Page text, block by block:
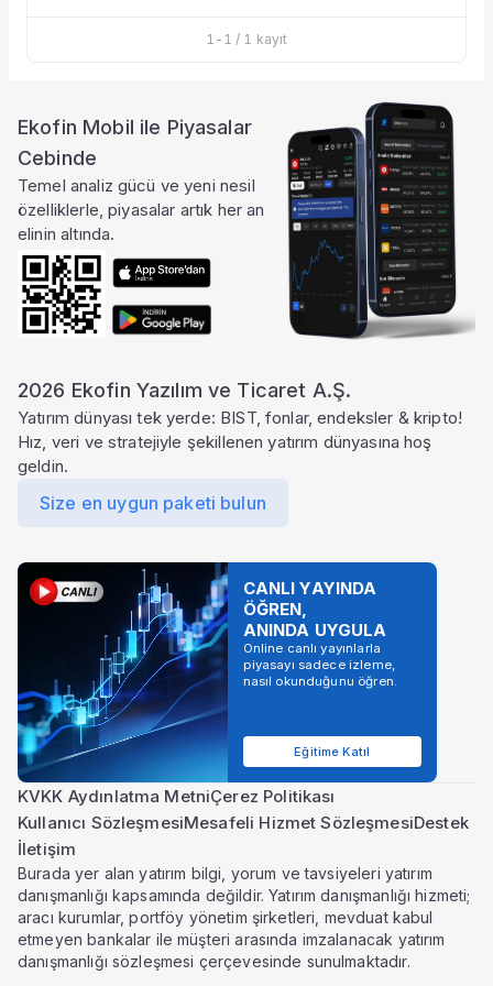
1 - 1 / 1 kayıt
Ekofin Mobil ile Piyasalar
Cebinde
Temel analiz gücü ve yeni nesil
özelliklerle, piyasalar artık her an
elinin altında.
2026 Ekofin Yazılım ve Ticaret A.Ş.
Yatırım dünyası tek yerde: BIST, fonlar, endeksler & kripto!
Hız, veri ve stratejiyle şekillenen yatırım dünyasına hoş
geldin.
Size en uygun paketi bulun
CANLI YAYINDA
ÖĞREN,
ANINDA UYGULA
Online canlı yayınlarla
piyasayı sadece izleme,
nasıl okunduğunu öğren.
Eğitime Katıl
KVKK Aydınlatma MetniÇerez Politikası
Kullanıcı SözleşmesiMesafeli Hizmet SözleşmesiDestek
İletişim
Burada yer alan yatırım bilgi, yorum ve tavsiyeleri yatırım
danışmanlığı kapsamında değildir. Yatırım danışmanlığı hizmeti;
aracı kurumlar, portföy yönetim şirketleri, mevduat kabul
etmeyen bankalar ile müşteri arasında imzalanacak yatırım
danışmanlığı sözleşmesi çerçevesinde sunulmaktadır.